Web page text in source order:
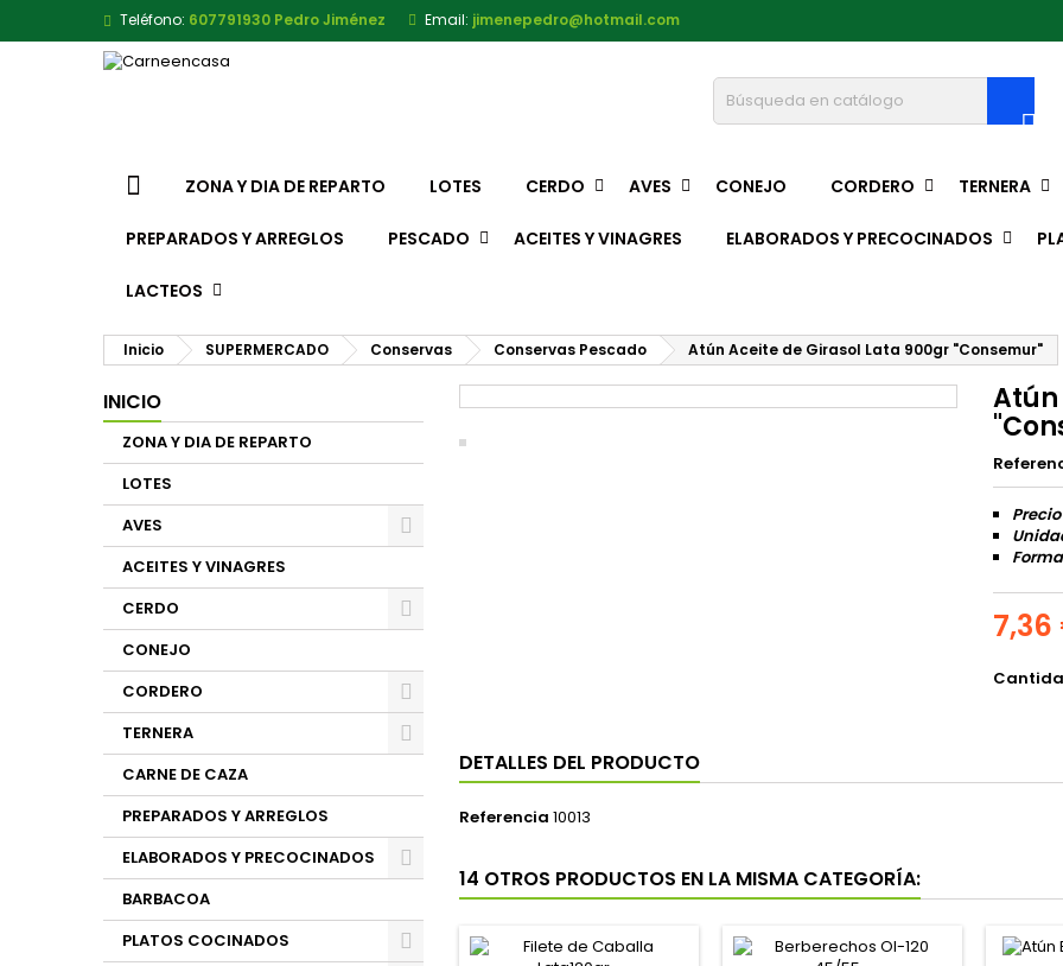
Teléfono: 607791930 Pedro Jiménez Email: jimenepedro@hotmail.com

ZONA Y DIA DE REPARTO LOTES CERDO AVES CONEJO CORDERO TERNERA
PREPARADOS Y ARREGLOS PESCADO ACEITES Y VINAGRES ELABORADOS Y PRECOCINADOS
LACTEOS
Inicio SUPERMERCADO Conservas Conservas Pescado Atún Aceite de Girasol Lata 900gr "Consemur"
INICIO
ZONA Y DIA DE REPARTO
LOTES
AVES
ACEITES Y VINAGRES
CERDO
CONEJO
CORDERO
TERNERA
CARNE DE CAZA
PREPARADOS Y ARREGLOS
ELABORADOS Y PRECOCINADOS
BARBACOA
PLATOS COCINADOS
7,36
DETALLES DEL PRODUCTO
Referencia 10013
14 OTROS PRODUCTOS EN LA MISMA CATEGORÍA: